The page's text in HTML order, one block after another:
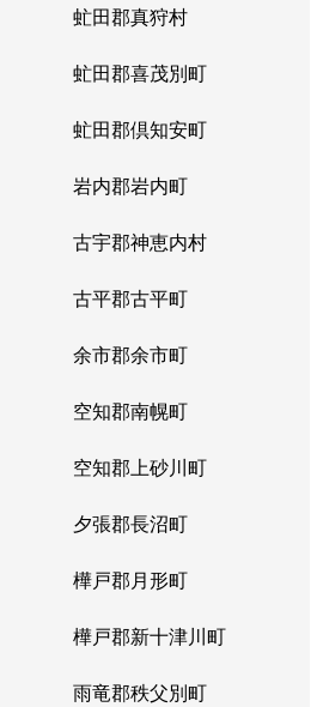
虻田郡真狩村
虻田郡喜茂別町
虻田郡倶知安町
岩内郡岩内町
古宇郡神恵内村
古平郡古平町
余市郡余市町
空知郡南幌町
空知郡上砂川町
夕張郡長沼町
樺戸郡月形町
樺戸郡新十津川町
雨竜郡秩父別町